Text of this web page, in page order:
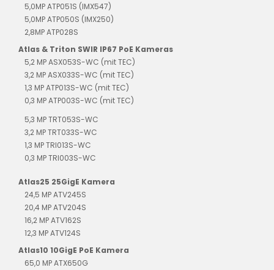
5,0MP ATP051S (IMX547)
5,0MP ATP050S (IMX250)
2,8MP ATP028S
Atlas & Triton SWIR IP67 PoE Kameras
5,2 MP ASX053S-WC (mit TEC)
3,2 MP ASX033S-WC (mit TEC)
1,3 MP ATP013S-WC (mit TEC)
0,3 MP ATP003S-WC (mit TEC)
5,3 MP TRT053S-WC
3,2 MP TRT033S-WC
1,3 MP TRI013S-WC
0,3 MP TRI003S-WC
Atlas25 25GigE Kamera
24,5 MP ATV245S
20,4 MP ATV204S
16,2 MP ATV162S
12,3 MP ATV124S
Atlas10 10GigE PoE Kamera
65,0 MP ATX650G